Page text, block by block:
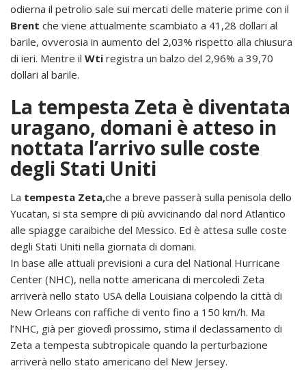
odierna il petrolio sale sui mercati delle materie prime con il
Brent che viene attualmente scambiato a 41,28 dollari al
barile, ovverosia in aumento del 2,03% rispetto alla chiusura
di ieri. Mentre il Wti registra un balzo del 2,96% a 39,70
dollari al barile.
La tempesta Zeta è diventata
uragano, domani è atteso in
nottata l’arrivo sulle coste
degli Stati Uniti
La tempesta Zeta,che a breve passerà sulla penisola dello
Yucatan, si sta sempre di più avvicinando dal nord Atlantico
alle spiagge caraibiche del Messico. Ed è attesa sulle coste
degli Stati Uniti nella giornata di domani.
In base alle attuali previsioni a cura del National Hurricane
Center (NHC), nella notte americana di mercoledì Zeta
arriverà nello stato USA della Louisiana colpendo la città di
New Orleans con raffiche di vento fino a 150 km/h. Ma
l’NHC, già per giovedì prossimo, stima il declassamento di
Zeta a tempesta subtropicale quando la perturbazione
arriverà nello stato americano del New Jersey.